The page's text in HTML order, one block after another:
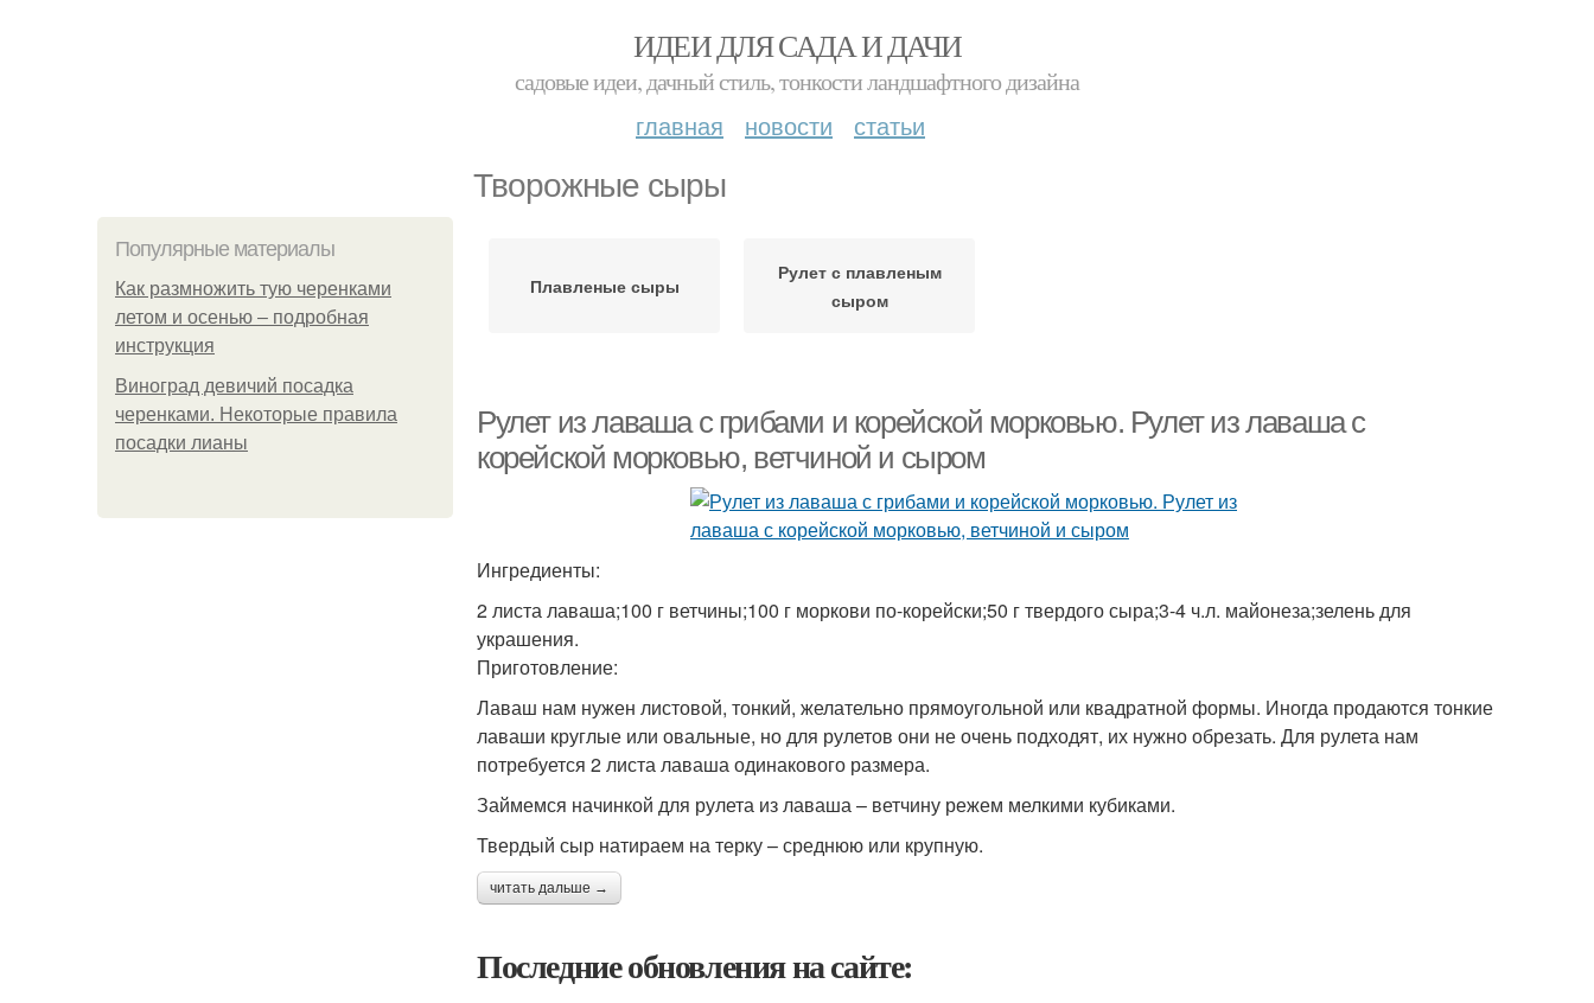
ИДЕИ ДЛЯ САДА И ДАЧИ
садовые идеи, дачный стиль, тонкости ландшафтного дизайна
главная новости статьи
Творожные сыры
Популярные материалы
Как размножить тую черенками
летом и осенью – подробная
инструкция
Виноград девичий посадка
черенками. Некоторые правила
посадки лианы
Плавленые сыры
Рулет с плавленым
сыром
Рулет из лаваша с грибами и корейской морковью. Рулет из лаваша с
корейской морковью, ветчиной и сыром
Ингредиенты:
2 листа лаваша;100 г ветчины;100 г моркови по-корейски;50 г твердого сыра;3-4 ч.л. майонеза;зелень для
украшения.
Приготовление:
Лаваш нам нужен листовой, тонкий, желательно прямоугольной или квадратной формы. Иногда продаются тонкие
лаваши круглые или овальные, но для рулетов они не очень подходят, их нужно обрезать. Для рулета нам
потребуется 2 листа лаваша одинакового размера.
Займемся начинкой для рулета из лаваша – ветчину режем мелкими кубиками.
Твердый сыр натираем на терку – среднюю или крупную.
читать дальше →
Последние обновления на сайте: